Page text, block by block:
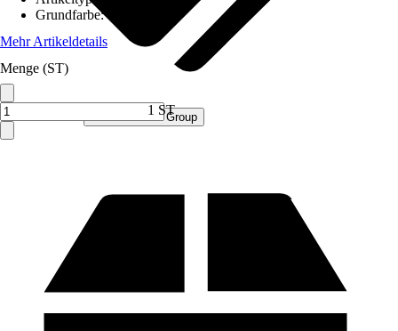
Verkauf durch: Procommerce Group
Grundfarbe:
Mehr Artikeldetails
Menge (ST)
1 ST